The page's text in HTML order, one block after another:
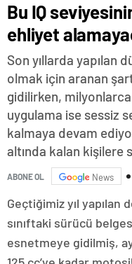
Bu IQ
ehliyet
Son yıllarda yapılan
olmak için aranan
gidilirken,
uygulama ise sessiz
kalmaya devam
altında kalan kişilere
ABONE OL News
Geçtiğimiz yıl yapılan
sınıftaki sürücü
esnetmeye gidilmiş,